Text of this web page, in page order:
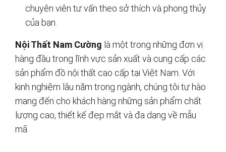
chuyên viên tư vấn theo sở thích và phong thủy
của bạn.
Nội Thất Nam Cường là một trong những đơn vị
hàng đầu trong lĩnh vực sản xuất và cung cấp các
sản phẩm đồ nội thất cao cấp tại Việt Nam. Với
kinh nghiệm lâu năm trong ngành, chúng tôi tự hào
mang đến cho khách hàng những sản phẩm chất
lượng cao, thiết kế đẹp mắt và đa dạng về mẫu
mã.